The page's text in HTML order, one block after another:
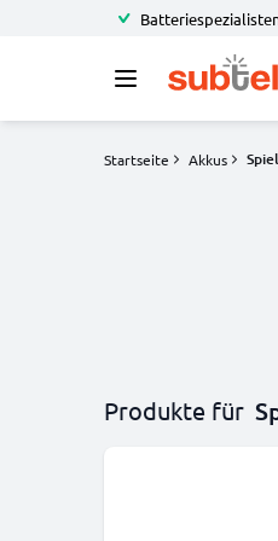
Startseite Akkus
Produkte für